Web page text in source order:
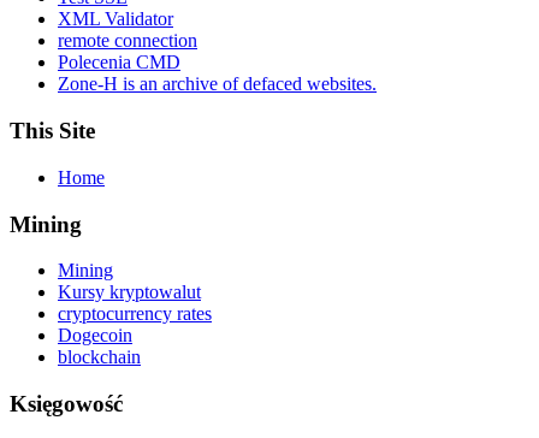
XML Validator
remote connection
Polecenia CMD
Zone-H is an archive of defaced websites.
This Site
Home
Mining
Mining
Kursy kryptowalut
cryptocurrency rates
Dogecoin
blockchain
Księgowość